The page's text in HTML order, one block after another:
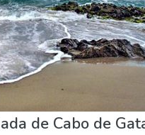
de Cabo de